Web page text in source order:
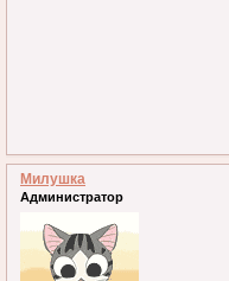
Милушка
Администратор